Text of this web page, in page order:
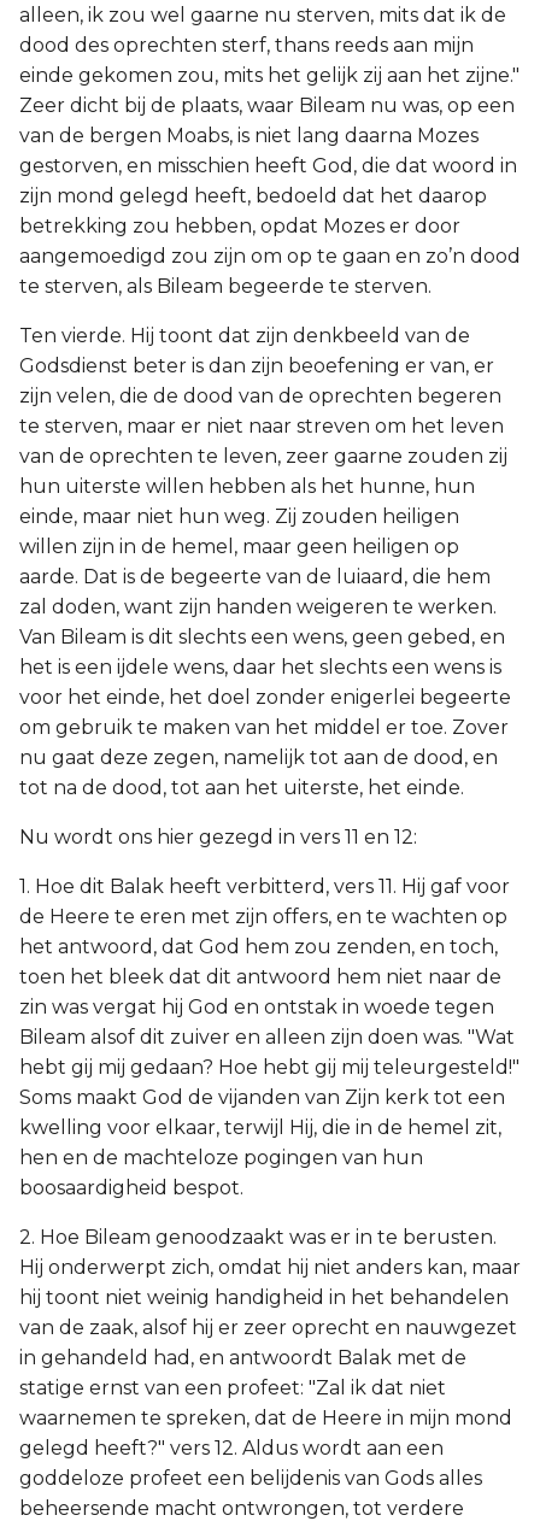
alleen, ik zou wel gaarne nu sterven, mits dat ik de
dood des oprechten sterf, thans reeds aan mijn
einde gekomen zou, mits het gelijk zij aan het zijne."
Zeer dicht bij de plaats, waar Bileam nu was, op een
van de bergen Moabs, is niet lang daarna Mozes
gestorven, en misschien heeft God, die dat woord in
zijn mond gelegd heeft, bedoeld dat het daarop
betrekking zou hebben, opdat Mozes er door
aangemoedigd zou zijn om op te gaan en zo’n dood
te sterven, als Bileam begeerde te sterven.
Ten vierde. Hij toont dat zijn denkbeeld van de
Godsdienst beter is dan zijn beoefening er van, er
zijn velen, die de dood van de oprechten begeren
te sterven, maar er niet naar streven om het leven
van de oprechten te leven, zeer gaarne zouden zij
hun uiterste willen hebben als het hunne, hun
einde, maar niet hun weg. Zij zouden heiligen
willen zijn in de hemel, maar geen heiligen op
aarde. Dat is de begeerte van de luiaard, die hem
zal doden, want zijn handen weigeren te werken.
Van Bileam is dit slechts een wens, geen gebed, en
het is een ijdele wens, daar het slechts een wens is
voor het einde, het doel zonder enigerlei begeerte
om gebruik te maken van het middel er toe. Zover
nu gaat deze zegen, namelijk tot aan de dood, en
tot na de dood, tot aan het uiterste, het einde.
Nu wordt ons hier gezegd in vers 11 en 12:
1. Hoe dit Balak heeft verbitterd, vers 11. Hij gaf voor
de Heere te eren met zijn offers, en te wachten op
het antwoord, dat God hem zou zenden, en toch,
toen het bleek dat dit antwoord hem niet naar de
zin was vergat hij God en ontstak in woede tegen
Bileam alsof dit zuiver en alleen zijn doen was. "Wat
hebt gij mij gedaan? Hoe hebt gij mij teleurgesteld!"
Soms maakt God de vijanden van Zijn kerk tot een
kwelling voor elkaar, terwijl Hij, die in de hemel zit,
hen en de machteloze pogingen van hun
boosaardigheid bespot.
2. Hoe Bileam genoodzaakt was er in te berusten.
Hij onderwerpt zich, omdat hij niet anders kan, maar
hij toont niet weinig handigheid in het behandelen
van de zaak, alsof hij er zeer oprecht en nauwgezet
in gehandeld had, en antwoordt Balak met de
statige ernst van een profeet: "Zal ik dat niet
waarnemen te spreken, dat de Heere in mijn mond
gelegd heeft?" vers 12. Aldus wordt aan een
goddeloze profeet een belijdenis van Gods alles
beheersende macht ontwrongen, tot verdere